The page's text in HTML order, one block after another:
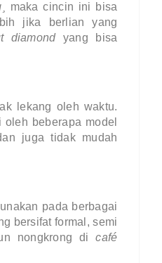
maka cincin ini bisa
jika berlian yang
diamond yang bisa
lekang oleh waktu.
beberapa model
juga tidak mudah
pada berbagai
bersifat formal, semi
nongkrong di